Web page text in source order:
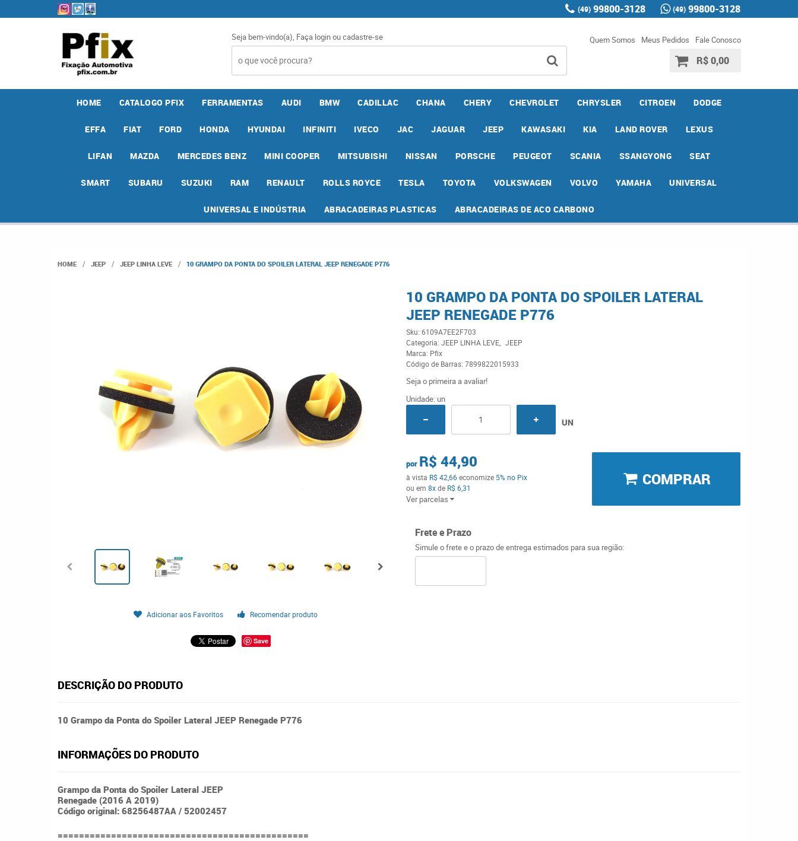
(49) 99800-3128 (49) 99800-3128
Seja bem-vindo(a), Faça loginoucadastre-se Quem Somos Meus Pedidos Fale Conosco
R$ 0,00
HOME CATALOGO PFIX FERRAMENTAS AUDI BMW CADILLAC CHANA CHERY CHEVROLET CHRYSLER CITROEN DODGE
EFFA FIAT FORD HONDA HYUNDAI INFINITI IVECO JAC JAGUAR JEEP KAWASAKI KIA LAND ROVER LEXUS
LIFAN MAZDA MERCEDES BENZ MINI COOPER MITSUBISHI NISSAN PORSCHE PEUGEOT SCANIA SSANGYONG SEAT
SMART SUBARU SUZUKI RAM RENAULT ROLLS ROYCE TESLA TOYOTA VOLKSWAGEN VOLVO YAMAHA UNIVERSAL
UNIVERSAL E INDÚSTRIA ABRACADEIRAS PLASTICAS ABRACADEIRAS DE ACO CARBONO
HOME JEEP JEEP LINHA LEVE 10 GRAMPO DA PONTA DO SPOILER LATERAL JEEP RENEGADE P776
Adicionar aos Favoritos Recomendar produto
Save
10 GRAMPO DA PONTA DO SPOILER LATERAL
JEEP RENEGADE P776
Sku: 6109A7EE2F703
Categoria: JEEP LINHA LEVE
JEEP
Marca: Pfix
Código de Barras: 7899822015933
Seja o primeira a avaliar!
Unidade: un
UN
por R$ 44,90
à vista R$ 42,66economize 5% no Pix
ou em 8xde R$ 6,31
Ver parcelas
COMPRAR
Frete e Prazo
Simule o frete e o prazo de entrega estimados para sua região:
DESCRIÇÃO DO PRODUTO
10 Grampo da Ponta do Spoiler Lateral JEEP Renegade P776
INFORMAÇÕES DO PRODUTO
Grampo da Ponta do Spoiler Lateral JEEP
Renegade (2016 A 2019)
Código original: 68256487AA / 52002457
===============================================